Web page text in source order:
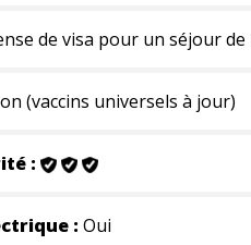
de visa pour un séjour
(vaccins universels à jour)
:
: Oui